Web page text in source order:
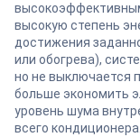
высокую степень
достижения
или обогрева),
но не выключается
больше экономить
уровень шума
всего кондиционера.